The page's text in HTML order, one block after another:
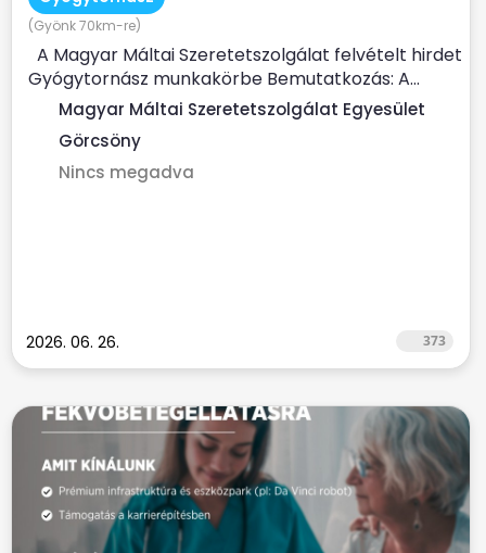
(Gyönk 70km-re)
A Magyar Máltai Szeretetszolgálat felvételt hirdet
Gyógytornász munkakörbe Bemutatkozás: A...
Magyar Máltai Szeretetszolgálat Egyesület
Görcsöny
Nincs megadva
2026. 06. 26. 373